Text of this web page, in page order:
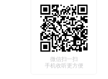
微信扫一扫
手机收听更方便